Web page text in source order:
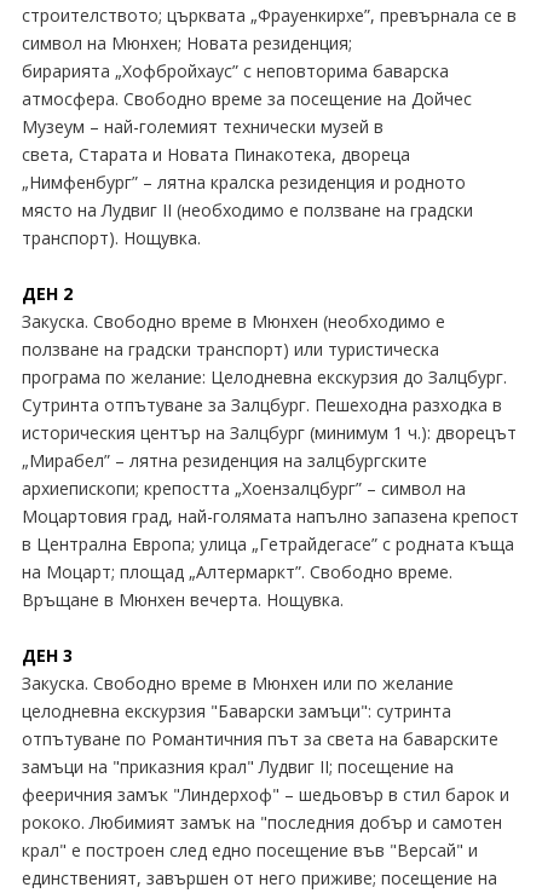
строителството; църквата „Фрауенкирхе”, превърнала се в
символ на Мюнхен; Новата резиденция;
бирарията „Хофбройхаус” с неповторима баварска
атмосфера. Свободно време за посещение на Дойчес
Музеум – най-големият технически музей в
света, Старата и Новата Пинакотека, двореца
„Нимфенбург” – лятна кралска резиденция и родното
място на Лудвиг II (необходимо е ползване на градски
транспорт). Нощувка.
ДЕН 2
Закуска. Свободно време в Мюнхен (необходимо е
ползване на градски транспорт) или туристическа
програма по желание: Целодневна екскурзия до Залцбург.
Сутринта отпътуване за Залцбург. Пешеходна разходка в
историческия център на Залцбург (минимум 1 ч.): дворецът
„Мирабел” – лятна резиденция на залцбургските
архиепископи; крепостта „Хоензалцбург” – символ на
Моцартовия град, най-голямата напълно запазена крепост
в Централна Европа; улица „Гетрайдегасе” с родната къща
на Моцарт; площад „Алтермаркт”. Свободно време.
Връщане в Мюнхен вечерта. Нощувка.
ДЕН 3
Закуска. Свободно време в Мюнхен или по желание
целодневна екскурзия "Баварски замъци": сутринта
отпътуване по Романтичния път за света на баварските
замъци на "приказния крал" Лудвиг II; посещение на
фееричния замък "Линдерхоф" – шедьовър в стил барок и
рококо. Любимият замък на "последния добър и самотен
крал" е построен след едно посещение във "Версай" и
единственият, завършен от него приживе; посещение на